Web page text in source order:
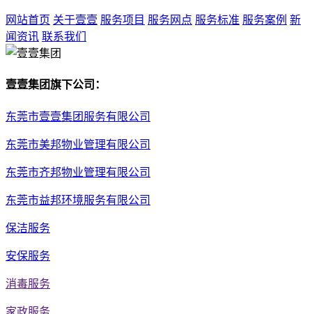
网站首页 关于壹壹 服务项目 服务网点 服务标准 服务案例 新
闻资讯 联系我们
壹壹集团旗下公司：
东莞市壹壹集团服务有限公司
东莞市美邦物业管理有限公司
东莞市齐邦物业管理有限公司
东莞市益邦环境服务有限公司
保洁服务
安保服务
消毒服务
家政服务